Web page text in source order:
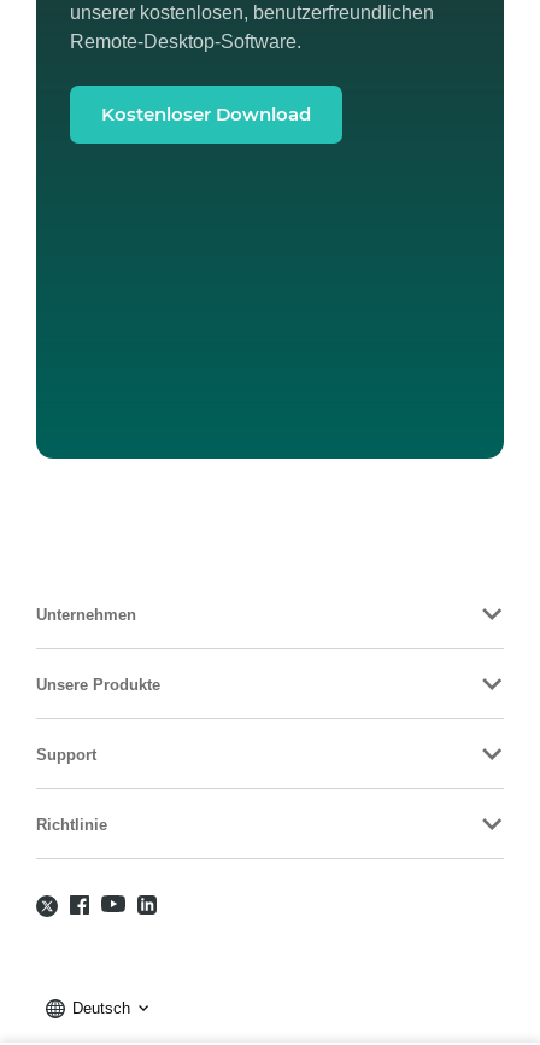
unserer kostenlosen, benutzerfreundlichen
Remote-Desktop-Software.
Kostenloser Download
Unternehmen
Unsere Produkte
Support
Richtlinie
Deutsch